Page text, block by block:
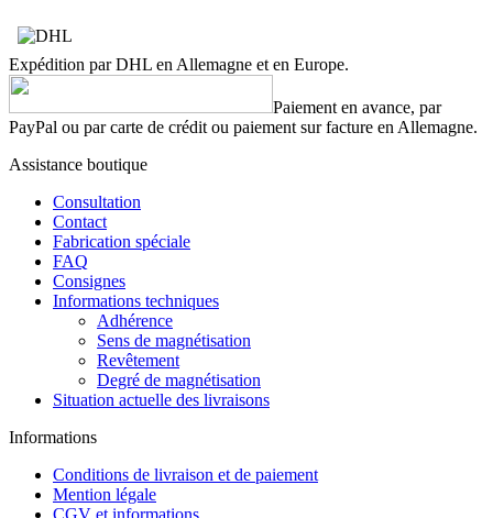
Expédition par DHL en Allemagne et en Europe.
Paiement en avance, par
PayPal ou par carte de crédit ou paiement sur facture en Allemagne.
Assistance boutique
Consultation
Contact
Fabrication spéciale
FAQ
Consignes
Informations techniques
Adhérence
Sens de magnétisation
Revêtement
Degré de magnétisation
Situation actuelle des livraisons
Informations
Conditions de livraison et de paiement
Mention légale
CGV et informations